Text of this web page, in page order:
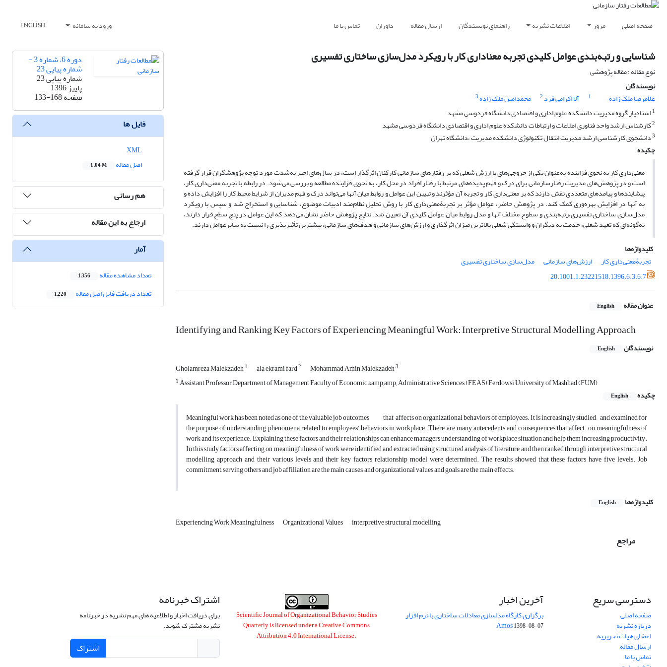
صفحه اصلی مرور اطلاعات نشریه راهنمای نویسندگان ارسال مقاله داوران تماس با ما ورود به سامانه ENGLISH
شناسایی و رتبه‌بندی عوامل کلیدی تجربه معناداری کار با رویکرد مدل‌سازی ساختاری تفسیری
نوع مقاله : مقاله پژوهشی
نویسندگان
غلامرضا ملک زاده
1 آلا اکرامی فرد 2 محمدامین ملک زاده3
1استادیار گروه مدیریت دانشکده علوم اداری و اقتصادی دانشگاه فردوسی مشهد
2کارشناس ارشد واحد فناوری اطلاعات و ارتباطات دانشکده علوم اداری و اقتصادی دانشگاه فردوسی مشهد
3دانشجوی کارشناسی ارشد مدیریت انتقال تکنولوژی دانشکده مدیریت ،دانشگاه تهران
چکیده
معنی‌داری کار به نحوی فزاینده به‌عنوان یکی از خروجی‌های با ارزش شغلی که بر رفتارهای سازمانی کارکنان اثرگذار است، در سال‌های اخیر به‌شدت مورد توجه پژوهشگران قرار گرفته
است و در پژوهش‌های مدیریت رفتارساز‌مانی برای درک و فهم پدیده‌های مرتبط با رفتار افراد در محل کار، به نحوی فزاینده مطالعه و بررسی می‌شود. در رابطه با تجربه معنی‌داری کار،
پیشایندها و پیامدهای متعددی نقش دارند که بر معنی‌داری کار و تجربه آن مؤثرند و تبیین این عوامل و روابط میان آنها می‌تواند درک و فهم مدیران از شرایط محیط کار را افزایش داده و
به آنها در افزایش بهره‌وری کمک کند. در پژوهش حاضر، عوامل مؤثر بر تجربۀمعنی‌داری کار با روش تحلیل نظام‌مند ادبیات موضوع، شناسایی و استخراج شد و سپس با رویکرد
مدل‌سازی ساختاری تفسیری،رتبه‌بندی و سطوح مختلف آنها و مدل روابط میان عوامل کلیدی آن تعیین شد. نتایج پژوهش حاضر نشان می‌دهد که این عوامل در پنج سطح قرار دارند،
به‌گونه‌ای که تعهد شغلی، خدمت به دیگران و وابستگی شغلی بالاترین میزان اثرگذاری و ارزش‌های سازمانی و هدف‌های سازمانی، بیشترین تأثیرپذیری را نسبت به سایرعوامل دارند.
کلیدواژه‌ها
تجربۀمعنی‌داری کار
ارزش‌های سازمانی
مدل‌سازی ساختاری تفسیری
20.1001.1.23221518.1396.6.3.6.7
عنوان مقاله English
Identifying and Ranking Key Factors of Experiencing Meaningful Work: Interpretive Structural Modelling Approach
نویسندگان English
Gholamreza Malekzadeh1 ala ekrami fard2 Mohammad Amin Malekzadeh3
1Assistant Professor Department of Management Faculty of Economic &amp;amp; Administrative Sciences (FEAS) Ferdowsi University of Mashhad (FUM)
چکیده
English
Meaningful work has been noted as one of the valuable job outcomes that affects on organizational behaviors of employees. It is increasingly studied and examined for
the purpose of understanding phenomena related to employees’ behaviors in workplace. There are many antecedents and consequences that affect on meaningfulness of
work and its experience. Explaining these factors and their relationships can enhance managers understanding of workplace situation and help them increasing productivity.
In this study factors affecting on meaningfulness of work were identified and extracted using structured analysis of literature and then ranked through interpretive structural
modelling approach and their various levels and their key factors relationship model were determined. The results showed that these factors have five levels. Job
commitment, serving others and job affiliation are the main causes, and organizational values and goals are the main effects.
کلیدواژه‌ها English
Experiencing Work Meaningfulness Organizational Values interpretive structural modelling
مراجع
دوره 6، شماره 3 -
شماره پیاپی 23
شماره پیاپی 23
پاییز 1396
صفحه133-168
فایل ها
اصل مقاله
1.04 M
هم رسانی
ارجاع به این مقاله
آمار
تعداد مشاهده مقاله 1,356
تعداد دریافت فایل اصل مقاله 1,220
دسترسی سریع
صفحه اصلی
درباره نشریه
اعضای هیات تحریریه
ارسال مقاله
تماس با ما
آخرین اخبار
برگزاری کارگاه مدلسازی معادلات ساختاری با نرم افزار
Amos1398-08-07
Scientific Journal of Organizational Behavior Studies
Quarterly is licensed under aCreative Commons
Attribution 4.0 International License.
اشتراک خبرنامه
برای دریافت اخبار و اطلاعیه های مهم نشریه در خبرنامه
نشریه مشترک شوید.
اشتراک